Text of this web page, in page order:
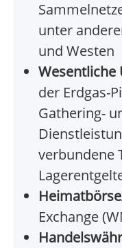
unter
und Westen
Wesentliche
der Erdgas-
Gathering-
verbundene
Exchange